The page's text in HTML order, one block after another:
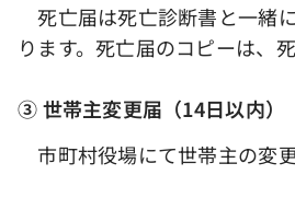
死亡届は死亡診断書と一緒
ります。死亡届のコピーは、
③ 世帯主変更届（14日以内）
市町村役場にて世帯主の変更